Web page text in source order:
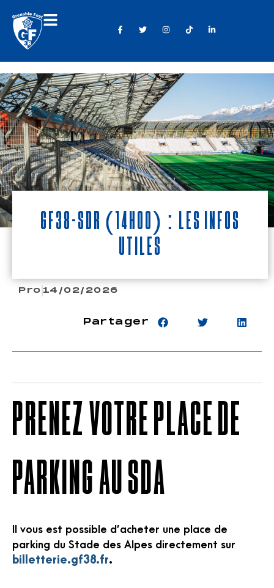
GF38-SDR (14h00) : Les infos
utiles
Pro 14/02/2026
Partager
PRENEZ VOTRE PLACE DE
PARKING AU SDA
Il vous est possible d’acheter une place de
parking du Stade des Alpes directement sur
billetterie.gf38.fr.